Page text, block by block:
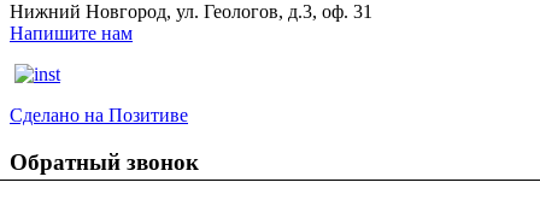
Нижний Новгород, ул. Геологов, д.3, оф. 31
Напишите нам
Сделано на Позитиве
Обратный звонок